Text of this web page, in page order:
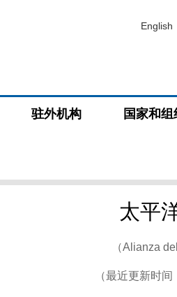
English
驻外机构 国家和组
太平
（Alianza
（最近更新时间